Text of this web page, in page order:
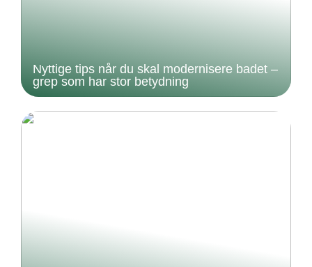
Nyttige tips når du skal modernisere badet –
grep som har stor betydning